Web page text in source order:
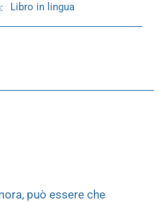
Libro in lingua
può essere che